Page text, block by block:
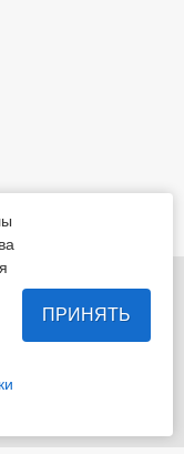
шоссе
ПРИНЯТЬ